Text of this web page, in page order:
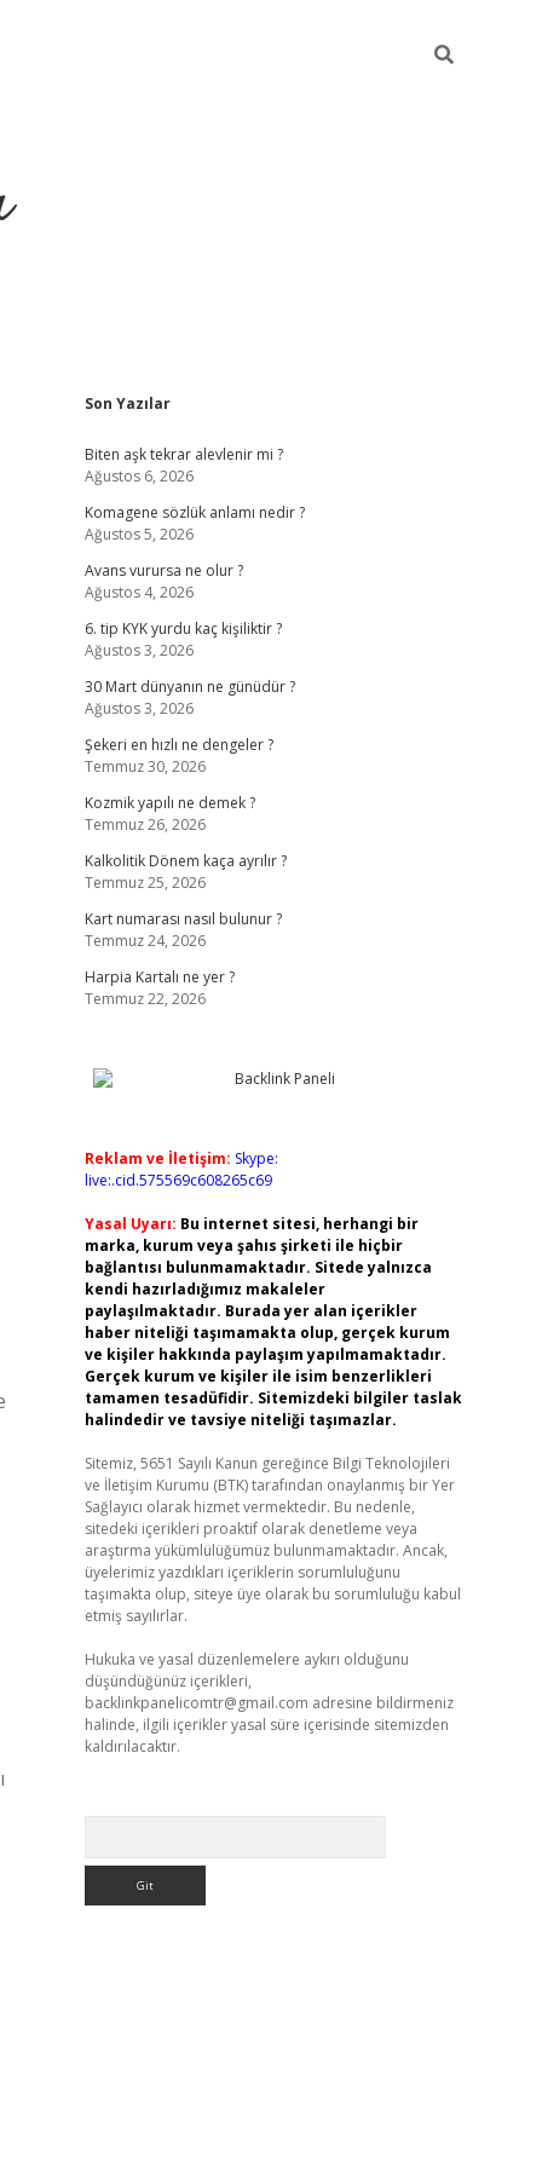
Sidebar
Son Yazılar
Biten aşk tekrar alevlenir mi ?
Ağustos 6, 2026
Komagene sözlük anlamı nedir ?
Ağustos 5, 2026
Avans vurursa ne olur ?
Ağustos 4, 2026
6. tip KYK yurdu kaç kişiliktir ?
Ağustos 3, 2026
30 Mart dünyanın ne günüdür ?
Ağustos 3, 2026
Şekeri en hızlı ne dengeler ?
Temmuz 30, 2026
Kozmik yapılı ne demek ?
Temmuz 26, 2026
Kalkolitik Dönem kaça ayrılır ?
Temmuz 25, 2026
Kart numarası nasıl bulunur ?
Temmuz 24, 2026
Harpia Kartalı ne yer ?
Temmuz 22, 2026
Reklam ve İletişim: Skype:
live:.cid.575569c608265c69
Yasal Uyarı: Bu internet sitesi, herhangi bir
marka, kurum veya şahıs şirketi ile hiçbir
bağlantısı bulunmamaktadır. Sitede yalnızca
kendi hazırladığımız makaleler
paylaşılmaktadır. Burada yer alan içerikler
haber niteliği taşımamakta olup, gerçek kurum
ve kişiler hakkında paylaşım yapılmamaktadır.
Gerçek kurum ve kişiler ile isim benzerlikleri
tamamen tesadüfidir. Sitemizdeki bilgiler taslak
halindedir ve tavsiye niteliği taşımazlar.
Sitemiz, 5651 Sayılı Kanun gereğince Bilgi Teknolojileri
ve İletişim Kurumu (BTK) tarafından onaylanmış bir Yer
Sağlayıcı olarak hizmet vermektedir. Bu nedenle,
sitedeki içerikleri proaktif olarak denetleme veya
araştırma yükümlülüğümüz bulunmamaktadır. Ancak,
üyelerimiz yazdıkları içeriklerin sorumluluğunu
taşımakta olup, siteye üye olarak bu sorumluluğu kabul
etmiş sayılırlar.
Hukuka ve yasal düzenlemelere aykırı olduğunu
düşündüğünüz içerikleri,
backlinkpanelicomtr@gmail.com adresine bildirmeniz
halinde, ilgili içerikler yasal süre içerisinde sitemizden
kaldırılacaktır.